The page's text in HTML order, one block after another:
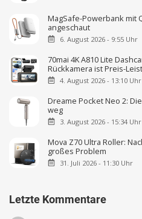
MagSafe-Powerbank mit
angeschaut
6. August 2026 - 9:55 Uhr
70mai 4K A810 Lite
Rückkamera ist Preis-
4. August 2026 - 13:10 Uhr
Dreame Pocket Neo 2:
weg
3. August 2026 - 15:34 Uhr
Mova Z70 Ultra Roller:
großes Problem
31. Juli 2026 - 11:30 Uhr
Letzte Kommentare